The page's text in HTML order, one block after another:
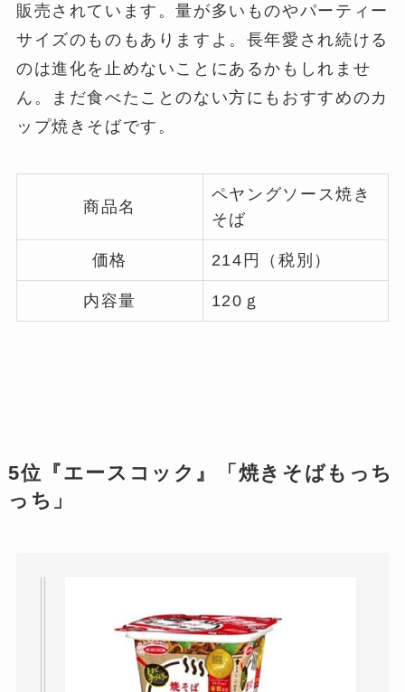
販売されています。量が多いものやパーティー
サイズのものもありますよ。長年愛され続ける
のは進化を止めないことにあるかもしれませ
ん。まだ食べたことのない方にもおすすめのカ
ップ焼きそばです。
商品名
ペヤングソース焼き
そば
価格 214円（税別）
内容量 120ｇ
5位『エースコック』「焼きそばもっち
っち」